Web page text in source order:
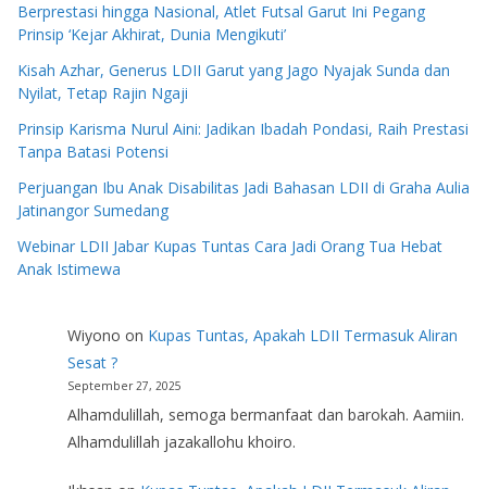
Berprestasi hingga Nasional, Atlet Futsal Garut Ini Pegang
Prinsip ‘Kejar Akhirat, Dunia Mengikuti’
Kisah Azhar, Generus LDII Garut yang Jago Nyajak Sunda dan
Nyilat, Tetap Rajin Ngaji
Prinsip Karisma Nurul Aini: Jadikan Ibadah Pondasi, Raih Prestasi
Tanpa Batasi Potensi
Perjuangan Ibu Anak Disabilitas Jadi Bahasan LDII di Graha Aulia
Jatinangor Sumedang
Webinar LDII Jabar Kupas Tuntas Cara Jadi Orang Tua Hebat
Anak Istimewa
Wiyono on Kupas Tuntas, Apakah LDII Termasuk Aliran
Sesat ?
September 27, 2025
Alhamdulillah, semoga bermanfaat dan barokah. Aamiin.
Alhamdulillah jazakallohu khoiro.